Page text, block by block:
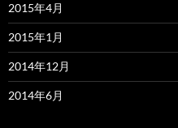
2015年4月
2015年1月
2014年12月
2014年6月